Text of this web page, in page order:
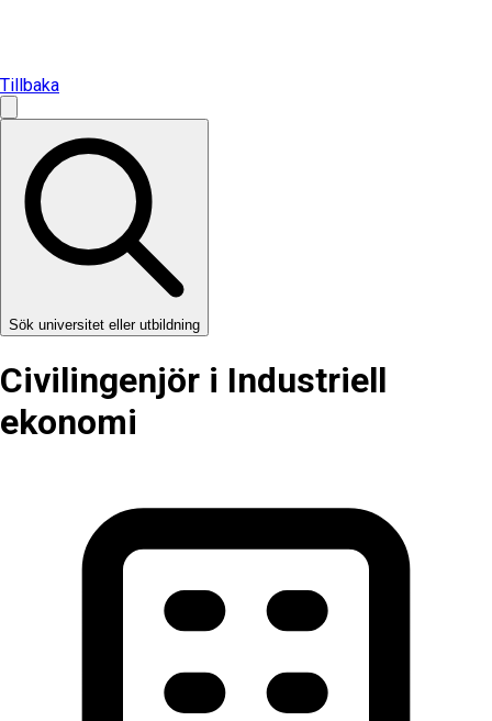
Tillbaka
Sök universitet eller utbildning
Civilingenjör i Industriell
ekonomi